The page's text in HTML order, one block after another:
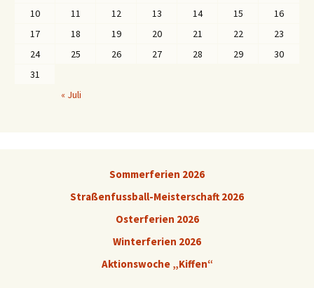
10
11 12 13 14 15
16
17
18 19 20 21 22
23
24
25 26 27 28 29
30
31
« Juli
Sommerferien 2026
Straßenfussball-Meisterschaft 2026
Osterferien 2026
Winterferien 2026
Aktionswoche „Kiffen“